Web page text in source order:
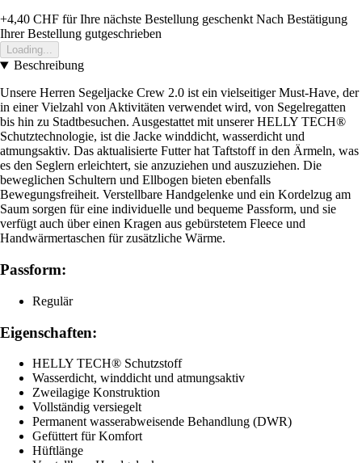
+4,40 CHF für Ihre nächste Bestellung geschenkt Nach Bestätigung
Ihrer Bestellung gutgeschrieben
Loading...
Beschreibung
Unsere Herren Segeljacke Crew 2.0 ist ein vielseitiger Must-Have, der
in einer Vielzahl von Aktivitäten verwendet wird, von Segelregatten
bis hin zu Stadtbesuchen. Ausgestattet mit unserer HELLY TECH®
Schutztechnologie, ist die Jacke winddicht, wasserdicht und
atmungsaktiv. Das aktualisierte Futter hat Taftstoff in den Ärmeln, was
es den Seglern erleichtert, sie anzuziehen und auszuziehen. Die
beweglichen Schultern und Ellbogen bieten ebenfalls
Bewegungsfreiheit. Verstellbare Handgelenke und ein Kordelzug am
Saum sorgen für eine individuelle und bequeme Passform, und sie
verfügt auch über einen Kragen aus gebürstetem Fleece und
Handwärmertaschen für zusätzliche Wärme.
Passform:
Regulär
Eigenschaften:
HELLY TECH® Schutzstoff
Wasserdicht, winddicht und atmungsaktiv
Zweilagige Konstruktion
Vollständig versiegelt
Permanent wasserabweisende Behandlung (DWR)
Gefüttert für Komfort
Hüftlänge